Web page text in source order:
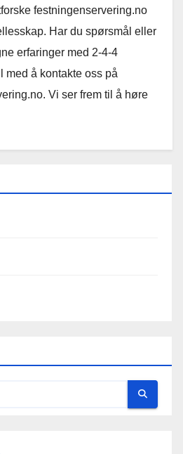
festningenservering.no
Har du spørsmål eller
erfaringer med 2-4-4
med å kontakte oss på
. Vi ser frem til å høre